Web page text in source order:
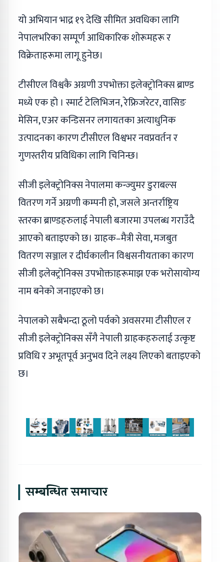
यो अभियान भाद्र १९ देखि सीमित अवधिका लागि
नेपालभरिका सम्पूर्ण आधिकारिक शोरूमहरू र
विक्रेताहरूमा लागू हुनेछ।
टीसीएल विश्वकै अग्रणी उपभोक्ता इलेक्ट्रोनिक्स ब्राण्ड
मध्ये एक हो । स्मार्ट टेलिभिजन, रेफ्रिजरेटर, वासिङ
मेसिन, एअर कन्डिसनर लगायतका अत्याधुनिक
उत्पादनका कारण टीसीएल विश्वभर नवप्रवर्तन र
गुणस्तरीय प्रविधिका लागि चिनिन्छ।
सीजी इलेक्ट्रोनिक्स नेपालमा कन्ज्युमर डुराबल्स
वितरण गर्ने अग्रणी कम्पनी हो, जसले अन्तर्राष्ट्रिय
स्तरका ब्राण्डहरुलाई नेपाली बजारमा उपलब्ध गराउँदै
आएको बताइएको छ। ग्राहक–मैत्री सेवा, मजबुत
वितरण सञ्जाल र दीर्घकालीन विश्वसनीयताका कारण
सीजी इलेक्ट्रोनिक्स उपभोक्ताहरूमाझ एक भरोसायोग्य
नाम बनेको जनाइएको छ।
नेपालको सबैभन्दा ठूलो पर्वको अवसरमा टीसीएल र
सीजी इलेक्ट्रोनिक्स सँगै नेपाली ग्राहकहरुलाई उत्कृष्ट
प्रविधि र अभूतपूर्व अनुभव दिने लक्ष्य लिएको बताइएको
छ।
सम्बन्धित समाचार